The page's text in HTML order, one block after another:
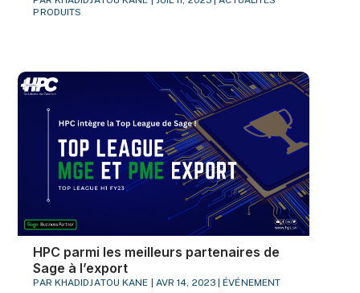
PRODUITS
HPC parmi les meilleurs partenaires de
Sage à l’export
PAR KHADIDJATOU KANE | AVR 14, 2023|ÉVÉNEMENT